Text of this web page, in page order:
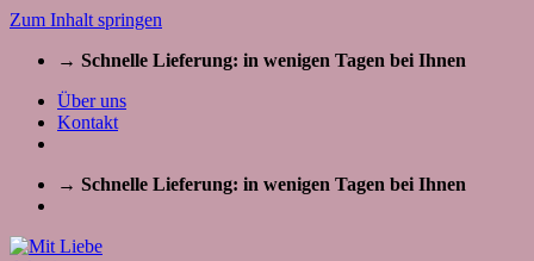
Zum Inhalt springen
→ Schnelle Lieferung: in wenigen Tagen bei Ihnen
Über uns
Kontakt
→ Schnelle Lieferung: in wenigen Tagen bei Ihnen